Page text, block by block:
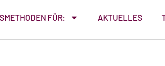
FÜR: AKTUELLES